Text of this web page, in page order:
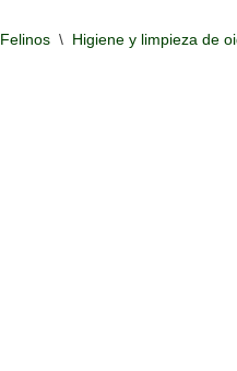
Felinos \ Higiene y limpieza de